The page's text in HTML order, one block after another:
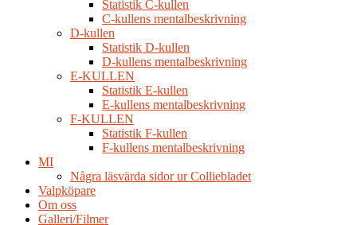
Statistik C-kullen
C-kullens mentalbeskrivning
D-kullen
Statistik D-kullen
D-kullens mentalbeskrivning
E-KULLEN
Statistik E-kullen
E-kullens mentalbeskrivning
F-KULLEN
Statistik F-kullen
F-kullens mentalbeskrivning
MI
Några läsvärda sidor ur Colliebladet
Valpköpare
Om oss
Galleri/Filmer